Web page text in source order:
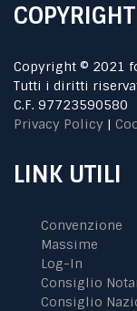
COPYRIGHT
Copyright © 2021
Tutti i diritti
C.F. 97723590580
Privacy Policy |
LINK UTILI
Convenzione
Massime
Log-In
Consiglio
Consiglio